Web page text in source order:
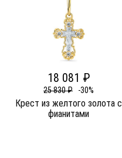
18 081 ₽
25 830 ₽ -30%
Крест из желтого золота c
фианитами